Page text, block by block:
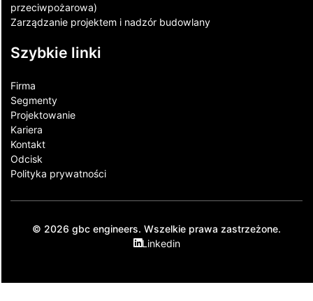
przeciwpożarowa)
Zarządzanie projektem i nadzór budowlany
Szybkie linki
Firma
Segmenty
Projektowanie
Kariera
Kontakt​
Odcisk
Polityka prywatności
© 2026 gbc engineers. Wszelkie prawa zastrzeżone.
Linkedin